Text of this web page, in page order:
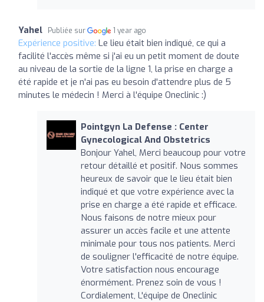
Yahel Publiée sur 1 year ago
Expérience positive: Le lieu était bien indiqué, ce qui a
facilité l'accès même si j'ai eu un petit moment de doute
au niveau de la sortie de la ligne 1, la prise en charge a
été rapide et je n'ai pas eu besoin d'attendre plus de 5
minutes le médecin ! Merci à l'équipe Oneclinic :)
Pointgyn La Defense : Center
Gynecological And Obstetrics
Bonjour Yahel, Merci beaucoup pour votre
retour détaillé et positif. Nous sommes
heureux de savoir que le lieu était bien
indiqué et que votre expérience avec la
prise en charge a été rapide et efficace.
Nous faisons de notre mieux pour
assurer un accès facile et une attente
minimale pour tous nos patients. Merci
de souligner l'efficacité de notre équipe.
Votre satisfaction nous encourage
énormément. Prenez soin de vous !
Cordialement, L'équipe de Oneclinic